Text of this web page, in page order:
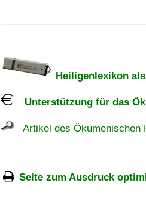
Heiligenlexikon
Unterstützung für das
Artikel des Ökumenischen
Seite zum Ausdruck